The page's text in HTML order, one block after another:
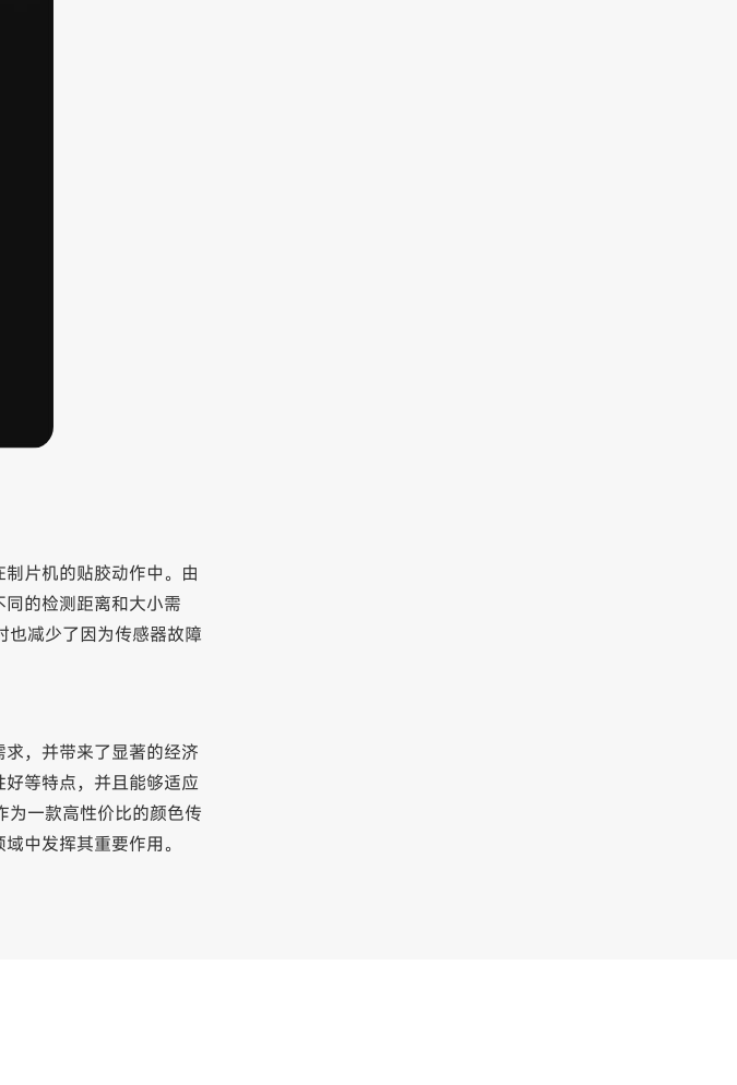
片机的贴胶动作中。由
的检测距离和大小需
也减少了因为传感器故障
，并带来了显著的经济
等特点，并且能够适应
为一款高性价比的颜色传
中发挥其重要作用。